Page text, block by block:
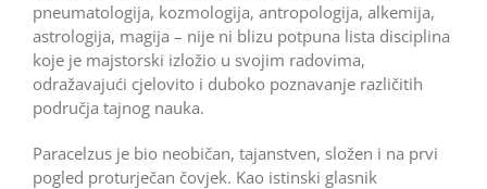
pneumatologija, kozmologija, antropologija, alkemija,
astrologija, magija – nije ni blizu potpuna lista disciplina
koje je majstorski izložio u svojim radovima,
odražavajući cjelovito i duboko poznavanje različitih
područja tajnog nauka.
Paracelzus je bio neobičan, tajanstven, složen i na prvi
pogled proturječan čovjek. Kao istinski glasnik